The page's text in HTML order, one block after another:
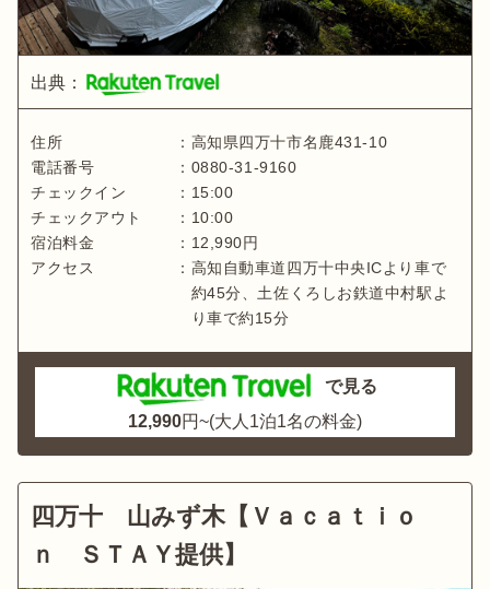
出典：
住所 ： 高知県四万十市名鹿431-10
電話番号
： 0880-31-9160
チェックイン
： 15:00
チェックアウト
： 10:00
宿泊料金
： 12,990円
アクセス
： 高知自動車道四万十中央ICより車で
約45分、土佐くろしお鉄道中村駅よ
り車で約15分
で見る
12,990円~(大人1泊1名の料金)
四万十 山みず木【Ｖａｃａｔｉｏ
ｎ ＳＴＡＹ提供】